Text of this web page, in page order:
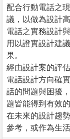
配合行動電話之
議，以做為設計
電話之實務設計
用以證實設計建
果。
經由設計案的評
電話設計方向確
話的問題與困擾
題皆能得到有效
在未來的設計趨
參考，或作為生